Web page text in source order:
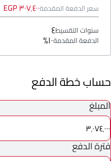
سعر الدفعة المقدمة٣٠٧٬٤٠٠ EGP
سنوات التقسيط٤
الدفعة المقدمة١٠%
حساب خطة الدفع
المبلغ
٣٬٠٧٤٬٠٠٠
فترة الدفع